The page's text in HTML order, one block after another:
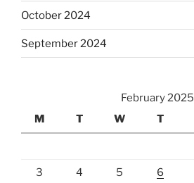
October 2024
September 2024
February 2025
M
T W T
3 4 5 6